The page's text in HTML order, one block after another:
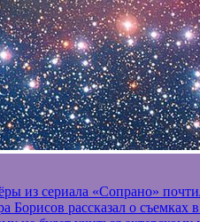
из сериала «Сопрано»
рассказал о съемках